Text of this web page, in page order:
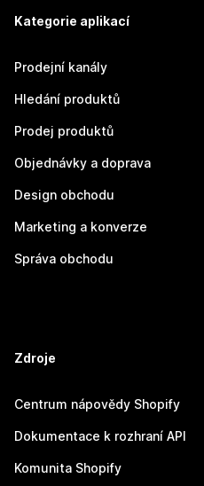
Kategorie aplikací
Prodejní kanály
Hledání produktů
Prodej produktů
Objednávky a doprava
Design obchodu
Marketing a konverze
Správa obchodu
Zdroje
Centrum nápovědy Shopify
Dokumentace k rozhraní API
Komunita Shopify